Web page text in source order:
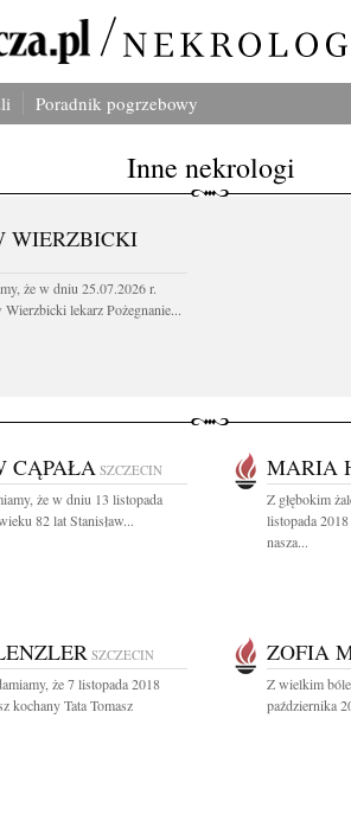
Poradnik pogrzebowy
Inne nekrologi
WIERZBICKI
że w dniu 25.07.2026 r.
Wierzbicki lekarz Pożegnanie...
CĄPAŁA SZCZECIN
że w dniu 13 listopada
82 lat Stanisław...
MARIA
Z głębokim
listopada
nasza...
SZCZECIN
że 7 listopada 2018
kochany Tata Tomasz
ZOFIA
Z wielkim
października